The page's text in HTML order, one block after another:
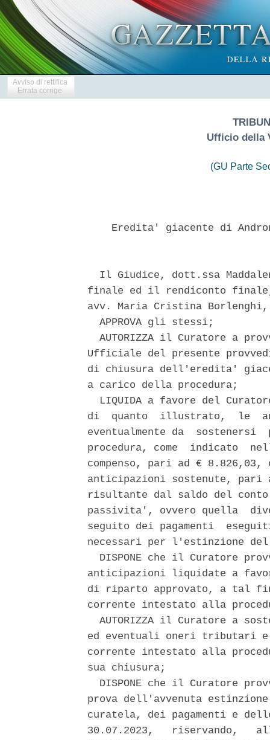
Avviso di rettifica
Errata corrige
Ufficio della
(GU Parte
Eredita' giacente di
Il Giudice, dott.ssa
finale ed il rendiconto
avv. Maria Cristina
  APPROVA gli stessi;
AUTORIZZA il Curatore a
Ufficiale del presente
di chiusura dell'eredita'
a carico della procedura;
LIQUIDA a favore del
di  quanto  illustrato,  le
eventualmente da
procedura, come  indicato
compenso, pari ad €
anticipazioni sostenute, pari
risultante dal saldo del
passivita', ovvero quella
seguito dei pagamenti
necessari per l'estinzione
DISPONE che il Curatore
anticipazioni liquidate a
di riparto approvato, a tal
corrente intestato alla
AUTORIZZA il Curatore a
ed eventuali oneri tributari
corrente intestato alla
sua chiusura;
DISPONE che il Curatore
prova dell'avvenuta
curatela, dei pagamenti e
30.07.2023,   riservando,